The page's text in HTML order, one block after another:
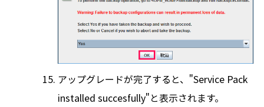
アップグレードが完了すると、"Service Pack
installed succesfully"と表示されます。